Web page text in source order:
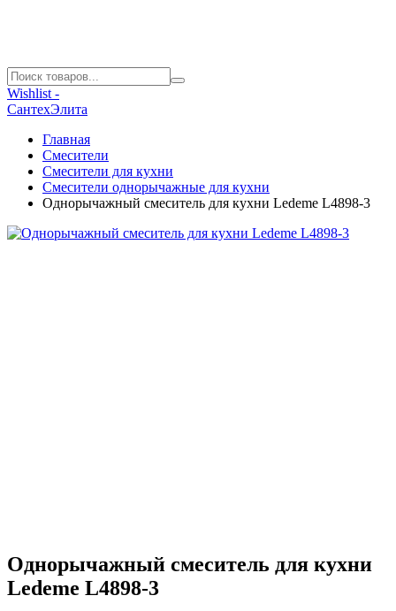
Wishlist -
СантехЭлита
Главная
Смесители
Смесители для кухни
Смесители однорычажные для кухни
Однорычажный смеситель для кухни Ledeme L4898-3
Однорычажный смеситель для кухни
Ledeme L4898-3